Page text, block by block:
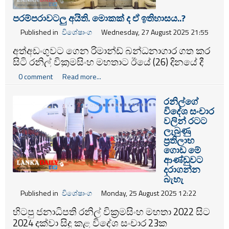
විරෝධීසැලැසුමක්සකස් කර තිබේ.
පරම්පරාවටලු අයිති. මොකක් ද ඒ ඉතිහාසය..?
Published in විශේෂාංග Wednesday, 27 August 2025 21:55
අත්අඩංගුවට ගෙන රිමාන්ඩ් බන්ධනාගාර ගත කර
සිටි රනිල් වික්‍රමසිංහ මහතාට ඊයේ (26) දිනයේ දී
අධිකරණය විසින් ඇප ලබා දීම සහ ඉදිරි
දේශපාලන කටයුතු සම්බන්ධයෙන් අද දින එක්සත්
ජාතික පක්ෂය මාධ්‍ය සාකච්ඡාවක් කැඳවා තිබිණි.
0 comment Read more...
රනිල්ගේ
විදේශ සංචාර
වලින් රටට
ලැබුණු
ප්‍රතිලාභ
ගොඩ මේ
ආණ්ඩුවට
දරාගන්න
බැහැ
Published in විශේෂාංග Monday, 25 August 2025 12:22
හිටපු ජනාධිපති රනිල් වික්‍රමසිංහ මහතා 2022 සිට
2024 දක්වා සිදු කළ විදේශ සංචාර 23ක